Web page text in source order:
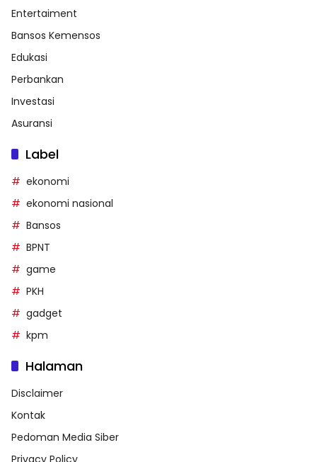
Entertaiment
Bansos Kemensos
Edukasi
Perbankan
Investasi
Asuransi
Label
ekonomi
ekonomi nasional
Bansos
BPNT
game
PKH
gadget
kpm
Halaman
Disclaimer
Kontak
Pedoman Media Siber